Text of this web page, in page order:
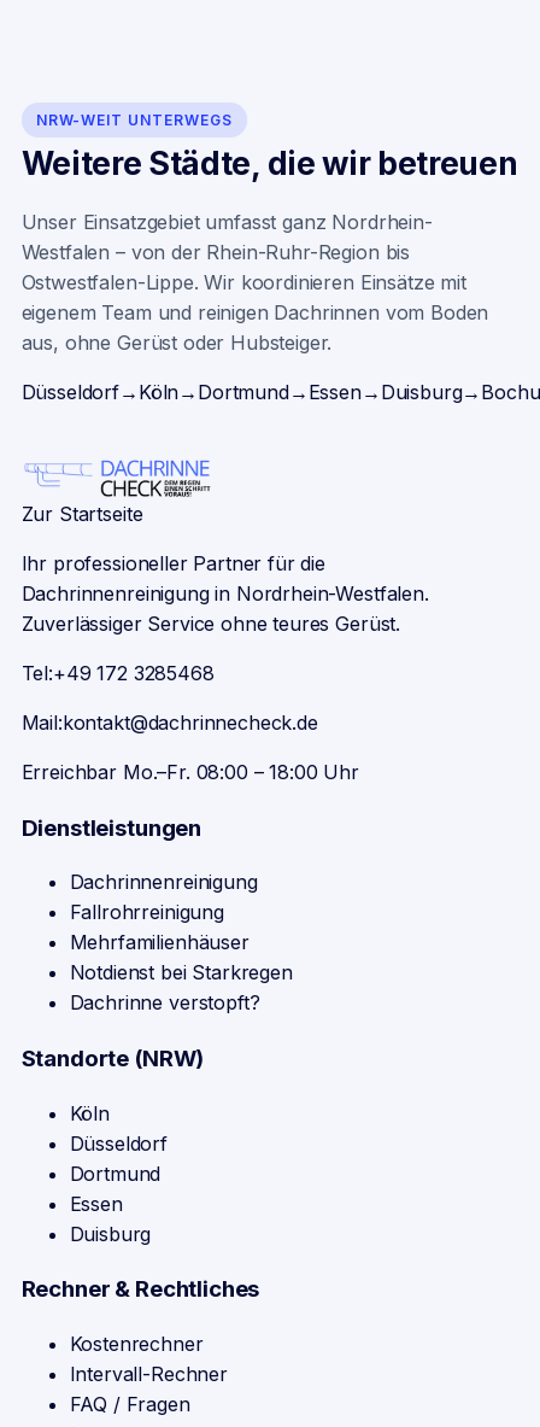
NRW-WEIT UNTERWEGS
Weitere Städte, die wir betreuen
Unser Einsatzgebiet umfasst ganz Nordrhein-
Westfalen – von der Rhein-Ruhr-Region bis
Ostwestfalen-Lippe. Wir koordinieren Einsätze mit
eigenem Team und reinigen Dachrinnen vom Boden
aus, ohne Gerüst oder Hubsteiger.
Düsseldorf→ Köln→ Dortmund→ Essen→ Duisburg→
Zur Startseite
Ihr professioneller Partner für die
Dachrinnenreinigung in Nordrhein-Westfalen.
Zuverlässiger Service ohne teures Gerüst.
Tel:+49 172 3285468
Mail:kontakt@dachrinnecheck.de
Erreichbar Mo.–Fr. 08:00 – 18:00 Uhr
Dienstleistungen
Dachrinnenreinigung
Fallrohrreinigung
Mehrfamilienhäuser
Notdienst bei Starkregen
Dachrinne verstopft?
Standorte (NRW)
Köln
Düsseldorf
Dortmund
Essen
Duisburg
Rechner & Rechtliches
Kostenrechner
Intervall-Rechner
FAQ / Fragen